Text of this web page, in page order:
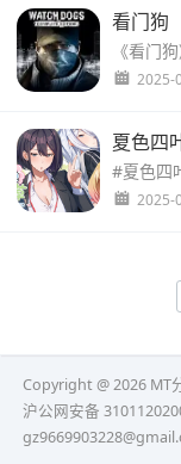
看门狗
2025-
夏色四
2025-
Copyright @ 2026 MT
沪公网安备